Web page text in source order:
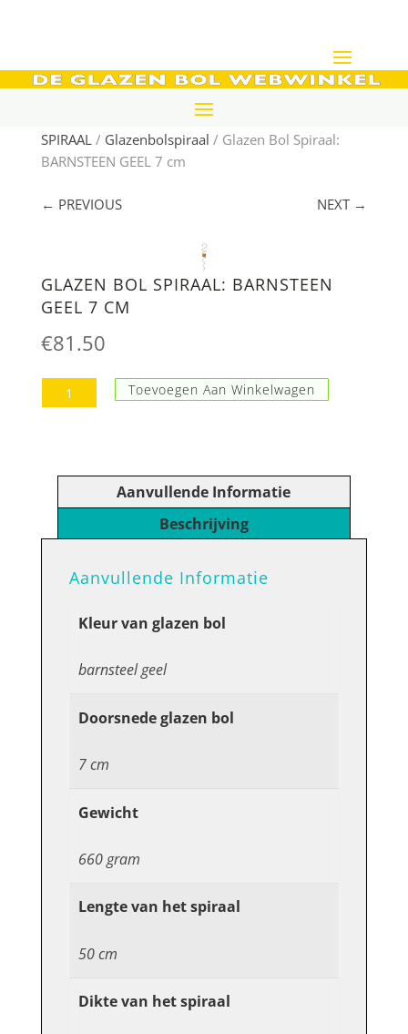
De glazen bol webwinkel
SPIRAAL/ Glazenbolspiraal / Glazen Bol Spiraal:
BARNSTEEN GEEL 7 cm
← PREVIOUS NEXT →
GLAZEN BOL SPIRAAL: BARNSTEEN
GEEL 7 CM
€81.50
Glazen
Bol
GEEL
aantal
Toevoegen Aan Winkelwagen
Aanvullende Informatie
Beschrijving
Aanvullende Informatie
Kleur van glazen bol
barnsteel geel
Doorsnede glazen bol
7 cm
Gewicht
660 gram
Lengte van het spiraal
50 cm
Dikte van het spiraal